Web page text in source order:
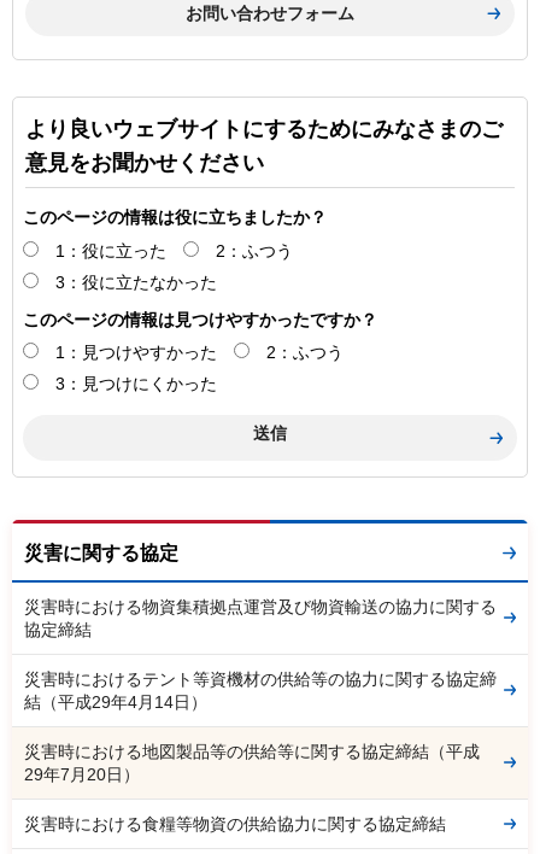
より良いウェブサイトにするためにみなさまのご
意見をお聞かせください
このページの情報は役に立ちましたか？
1：役に立った
2：ふつう
3：役に立たなかった
このページの情報は見つけやすかったですか？
1：見つけやすかった
2：ふつう
3：見つけにくかった
災害に関する協定
災害時における物資集積拠点運営及び物資輸送の協力に関する
協定締結
災害時におけるテント等資機材の供給等の協力に関する協定締
結（平成29年4月14日）
災害時における地図製品等の供給等に関する協定締結（平成
29年7月20日）
災害時における食糧等物資の供給協力に関する協定締結